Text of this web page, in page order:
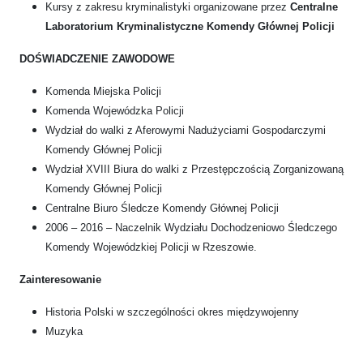
Kursy z zakresu kryminalistyki organizowane przez Centralne
Laboratorium Kryminalistyczne Komendy Głównej Policji
DOŚWIADCZENIE ZAWODOWE
Komenda Miejska Policji
Komenda Wojewódzka Policji
Wydział do walki z Aferowymi Nadużyciami Gospodarczymi
Komendy Głównej Policji
Wydział XVIII Biura do walki z Przestępczością Zorganizowaną
Komendy Głównej Policji
Centralne Biuro Śledcze Komendy Głównej Policji
2006 – 2016 – Naczelnik Wydziału Dochodzeniowo Śledczego
Komendy Wojewódzkiej Policji w Rzeszowie.
Zainteresowanie
Historia Polski w szczególności okres międzywojenny
Muzyka